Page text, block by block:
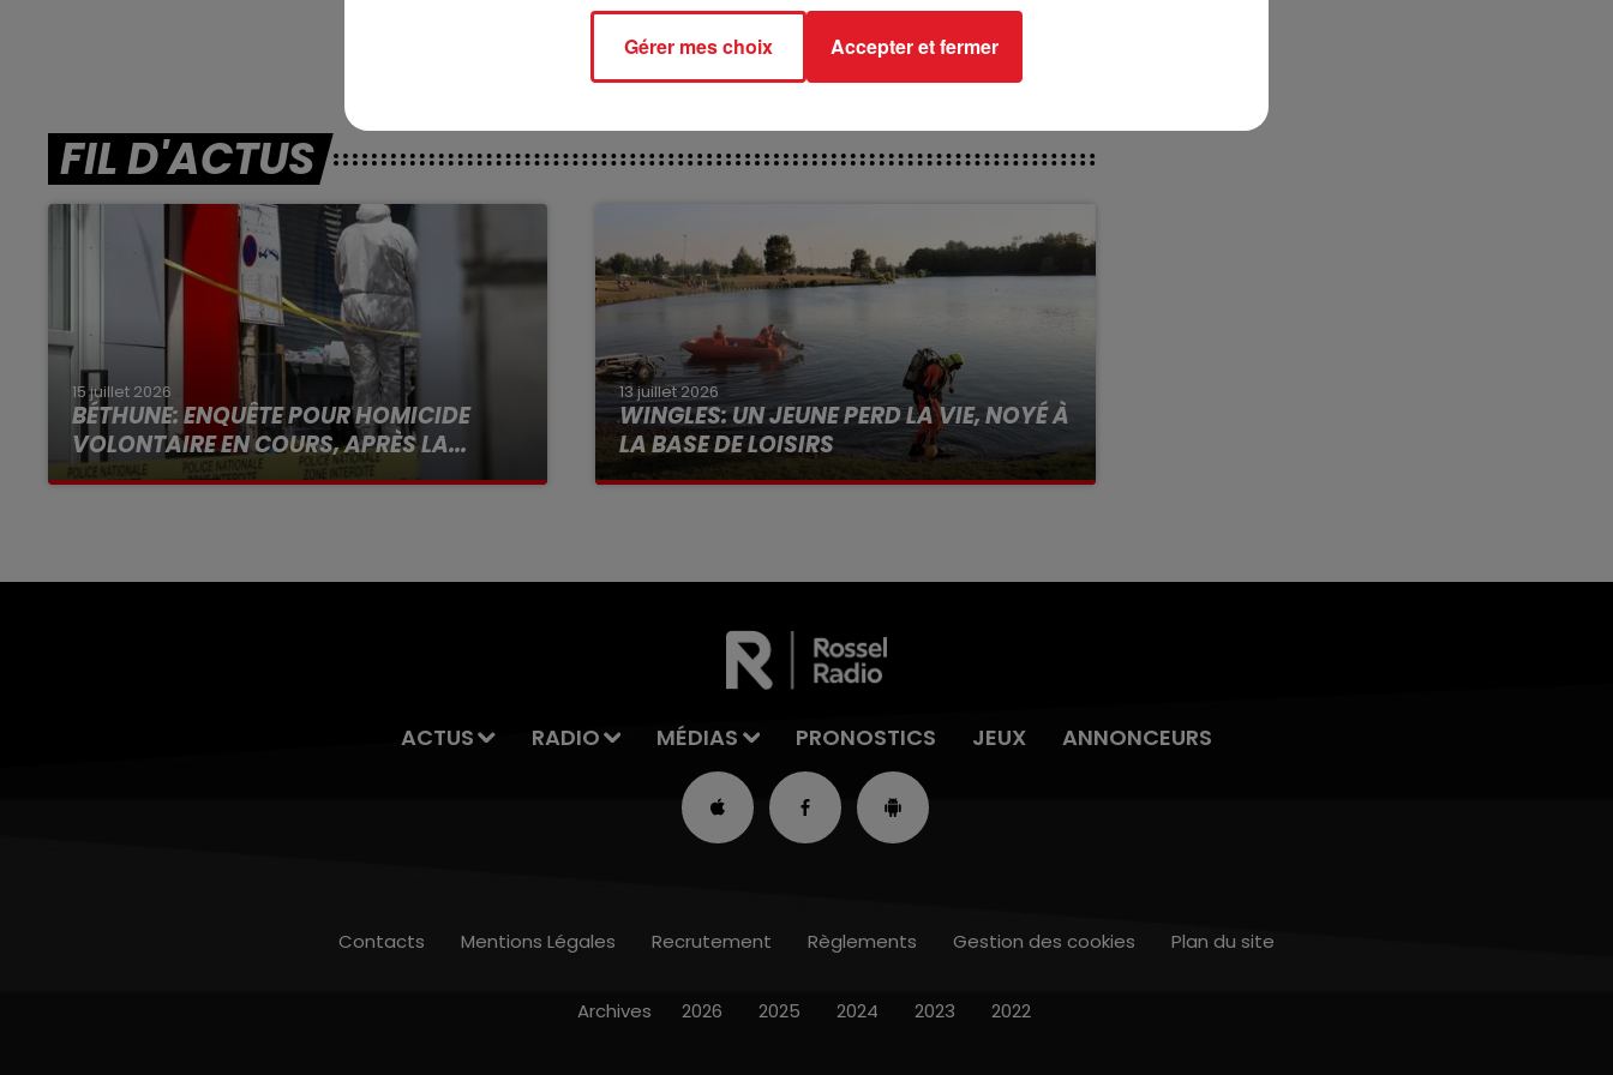
Vincennes (R3) : 510 KAISER DES GRANGES-
FIL D'ACTUS
15 juillet 2026
BÉTHUNE: ENQUÊTE POUR HOMICIDE
VOLONTAIRE EN COURS, APRÈS LA...
Selon les premiers éléments, le logement
13 juillet 2026
WINGLES: UN JEUNE PERD LA VIE, NOYÉ À
LA BASE DE LOISIRS
La victime a coulé à pic
ACTUS RADIO MÉDIAS PRONOSTICS JEUX ANNONCEURS
Contacts Mentions Légales Recrutement Règlements Gestion des cookies Plan du site
Archives 2026 2025 2024 2023 2022
Gérer mes choix Accepter et fermer